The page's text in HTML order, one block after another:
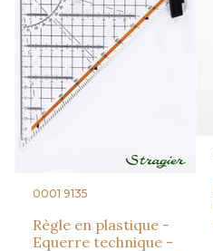
0001 9135
Règle en plastique -
Equerre technique -